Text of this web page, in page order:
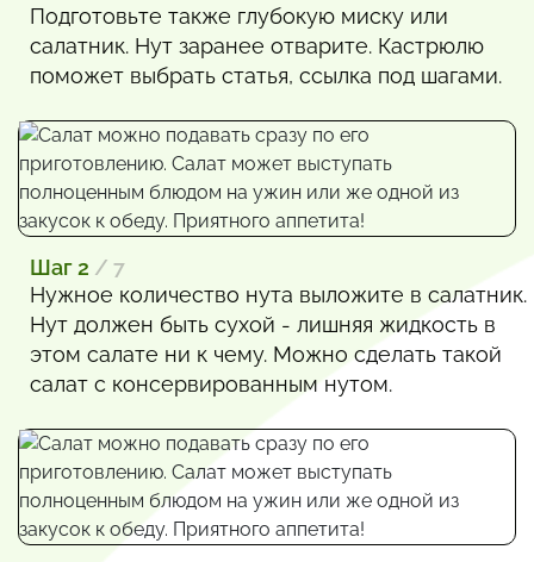
Подготовьте также глубокую миску или
салатник. Нут заранее отварите. Кастрюлю
поможет выбрать статья, ссылка под шагами.
Шаг 2 / 7
Нужное количество нута выложите в салатник.
Нут должен быть сухой - лишняя жидкость в
этом салате ни к чему. Можно сделать такой
салат с консервированным нутом.